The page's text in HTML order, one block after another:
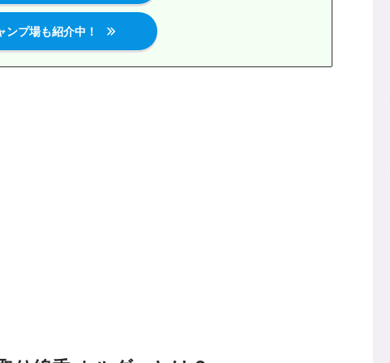
ンプ場も紹介中！